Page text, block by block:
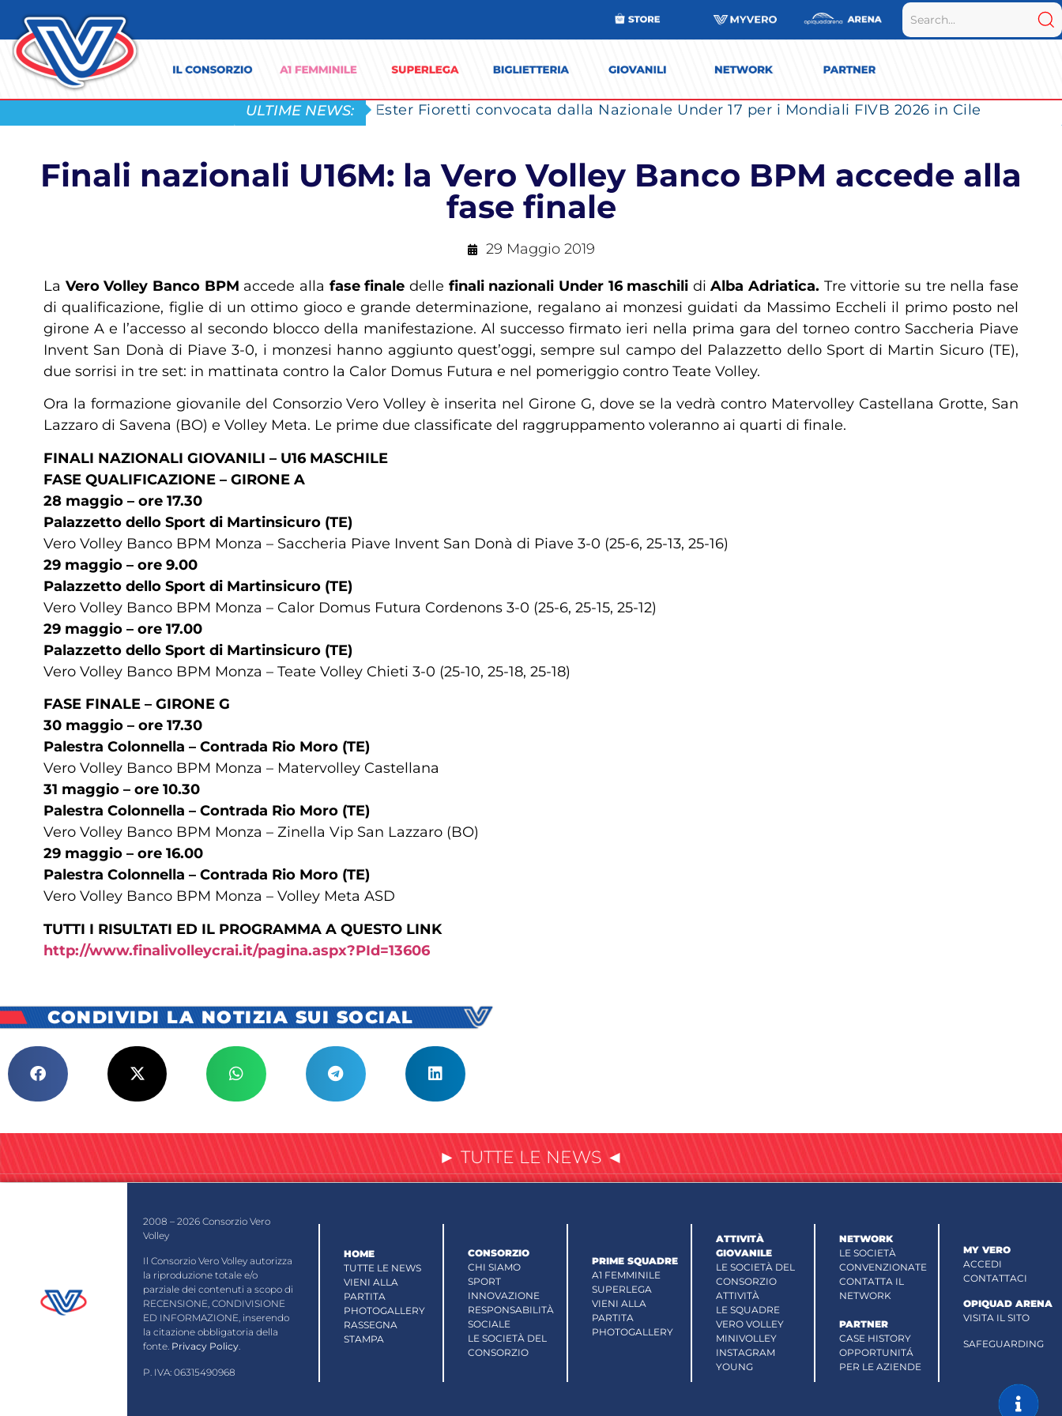
ULTIME NEWS: Ester Fioretti convocata dalla Nazionale Under 17 per i Mondiali FIVB 2026 in Cile
Finali nazionali U16M: la Vero Volley Banco BPM accede alla
fase finale
29 Maggio 2019
La Vero Volley Banco BPM accede alla fase finale delle finali nazionali Under 16 maschili di Alba Adriatica. Tre vittorie su tre nella fase
di qualificazione, figlie di un ottimo gioco e grande determinazione, regalano ai monzesi guidati da Massimo Eccheli il primo posto nel
girone A e l’accesso al secondo blocco della manifestazione. Al successo firmato ieri nella prima gara del torneo contro Saccheria Piave
Invent San Donà di Piave 3-0, i monzesi hanno aggiunto quest’oggi, sempre sul campo del Palazzetto dello Sport di Martin Sicuro (TE),
due sorrisi in tre set: in mattinata contro la Calor Domus Futura e nel pomeriggio contro Teate Volley.
Ora la formazione giovanile del Consorzio Vero Volley è inserita nel Girone G, dove se la vedrà contro Matervolley Castellana Grotte, San
Lazzaro di Savena (BO) e Volley Meta. Le prime due classificate del raggruppamento voleranno ai quarti di finale.
FINALI NAZIONALI GIOVANILI – U16 MASCHILE
FASE QUALIFICAZIONE – GIRONE A
28 maggio – ore 17.30
Palazzetto dello Sport di Martinsicuro (TE)
Vero Volley Banco BPM Monza – Saccheria Piave Invent San Donà di Piave 3-0 (25-6, 25-13, 25-16)
29 maggio – ore 9.00
Palazzetto dello Sport di Martinsicuro (TE)
Vero Volley Banco BPM Monza – Calor Domus Futura Cordenons 3-0 (25-6, 25-15, 25-12)
29 maggio – ore 17.00
Palazzetto dello Sport di Martinsicuro (TE)
Vero Volley Banco BPM Monza – Teate Volley Chieti 3-0 (25-10, 25-18, 25-18)
FASE FINALE – GIRONE G
30 maggio – ore 17.30
Palestra Colonnella – Contrada Rio Moro (TE)
Vero Volley Banco BPM Monza – Matervolley Castellana
31 maggio – ore 10.30
Palestra Colonnella – Contrada Rio Moro (TE)
Vero Volley Banco BPM Monza – Zinella Vip San Lazzaro (BO)
29 maggio – ore 16.00
Palestra Colonnella – Contrada Rio Moro (TE)
Vero Volley Banco BPM Monza – Volley Meta ASD
TUTTI I RISULTATI ED IL PROGRAMMA A QUESTO LINK
http://www.finalivolleycrai.it/pagina.aspx?PId=13606
CONDIVIDI LA NOTIZIA SUI SOCIAL
► TUTTE LE NEWS ◄
2008 – 2026 Consorzio Vero
Volley
Il Consorzio Vero Volley autorizza
la riproduzione totale e/o
parziale dei contenuti a scopo di
RECENSIONE, CONDIVISIONE
ED INFORMAZIONE, inserendo
la citazione obbligatoria della
fonte. Privacy Policy.
P. IVA: 06315490968
HOME
TUTTE LE NEWS
VIENI ALLA
PARTITA
PHOTOGALLERY
RASSEGNA
STAMPA
CONSORZIO
CHI SIAMO
SPORT
INNOVAZIONE
RESPONSABILITÀ
SOCIALE
LE SOCIETÀ DEL
CONSORZIO
PRIME SQUADRE
A1 FEMMINILE
SUPERLEGA
VIENI ALLA
PARTITA
PHOTOGALLERY
ATTIVITÀ
GIOVANILE
LE SOCIETÀ DEL
CONSORZIO
ATTIVITÀ
LE SQUADRE
VERO VOLLEY
MINIVOLLEY
INSTAGRAM
YOUNG
NETWORK
LE SOCIETÀ
CONVENZIONATE
CONTATTA IL
NETWORK
PARTNER
CASE HISTORY
OPPORTUNITÁ
PER LE AZIENDE
MY VERO
ACCEDI
CONTATTACI
OPIQUAD ARENA
VISITA IL SITO
SAFEGUARDING